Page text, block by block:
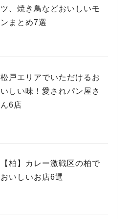
ツ、焼き鳥などおいしいモ
ンまとめ7選
松戸エリアでいただけるお
いしい味！愛されパン屋さ
ん6店
【柏】カレー激戦区の柏で
おいしいお店6選